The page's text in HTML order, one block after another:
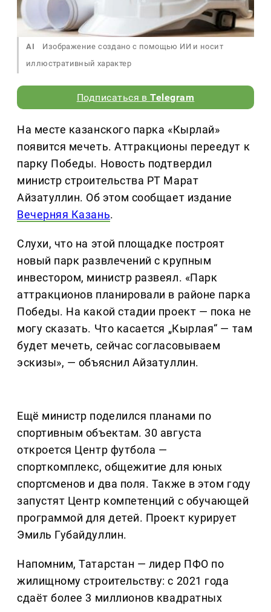
AI
Изображение создано с помощью ИИ и носит
иллюстративный характер
Подписаться вTelegram
На месте казанского парка «Кырлай»
появится мечеть. Аттракционы переедут к
парку Победы. Новость подтвердил
министр строительства РТ Марат
Айзатуллин. Об этом сообщает издание
Вечерняя Казань.
Слухи, что на этой площадке построят
новый парк развлечений с крупным
инвестором, министр развеял. «Парк
аттракционов планировали в районе парка
Победы. На какой стадии проект — пока не
могу сказать. Что касается „Кырлая“ — там
будет мечеть, сейчас согласовываем
эскизы», — объяснил Айзатуллин.
Ещё министр поделился планами по
спортивным объектам. 30 августа
откроется Центр футбола —
спорткомплекс, общежитие для юных
спортсменов и два поля. Также в этом году
запустят Центр компетенций с обучающей
программой для детей. Проект курирует
Эмиль Губайдуллин.
Напомним, Татарстан — лидер ПФО по
жилищному строительству: с 2021 года
сдаёт более 3 миллионов квадратных